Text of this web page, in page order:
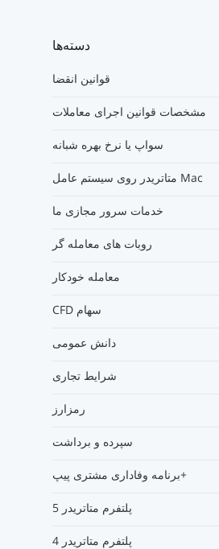
دسته‌ها
قوانین انقضا
مشخصات قوانین اجرای معاملات
سواپ یا نرخ بهره شبانه
متاتریدر روی سیستم عامل Mac
خدمات سرور مجازی ما
روبات های معامله گر
معامله خودکار
CFD سهام
دانش عمومی
شرایط تجاری
رمزارز
سپرده و برداشت
برنامه وفاداری مشتری پیپ+
پلتفرم متاتریدر 5
پلتفرم متاتریدر 4